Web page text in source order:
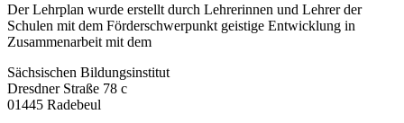
Der Lehrplan wurde erstellt durch Lehrerinnen und Lehrer der
Schulen mit dem Förderschwerpunkt geistige Entwicklung in
Zusammenarbeit mit dem
Sächsischen Bildungsinstitut
Dresdner Straße 78 c
01445 Radebeul